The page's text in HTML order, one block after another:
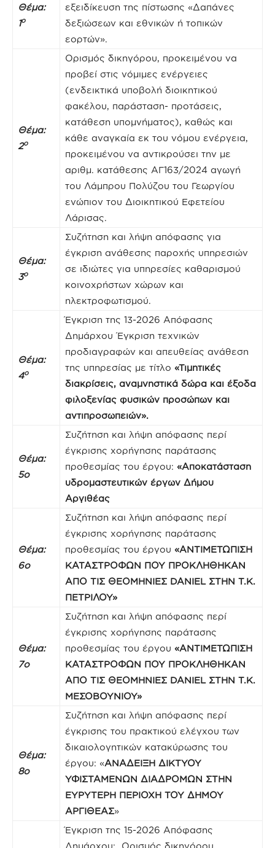
Θέμα:
1ο
εξειδίκευση της πίστωσης «Δαπάνες
δεξιώσεων και εθνικών ή τοπικών
εορτών».
Θέμα:
2ο
Ορισμός δικηγόρου, προκειμένου να
προβεί στις νόμιμες ενέργειες
(ενδεικτικά υποβολή διοικητικού
φακέλου, παράσταση- προτάσεις,
κατάθεση υπομνήματος), καθώς και
κάθε αναγκαία εκ του νόμου ενέργεια,
προκειμένου να αντικρούσει την με
αριθμ. κατάθεσης ΑΓ163/2024 αγωγή
του Λάμπρου Πολύζου του Γεωργίου
ενώπιον του Διοικητικού Εφετείου
Λάρισας.
Θέμα:
3ο
Συζήτηση και λήψη απόφασης για
έγκριση ανάθεσης παροχής υπηρεσιών
σε ιδιώτες για υπηρεσίες καθαρισμού
κοινοχρήστων χώρων και
ηλεκτροφωτισμού.
Θέμα:
4ο
Έγκριση της 13-2026 Απόφασης
Δημάρχου Έγκριση τεχνικών
προδιαγραφών και απευθείας ανάθεση
της υπηρεσίας με τίτλο «Τιμητικές
διακρίσεις, αναμνηστικά δώρα και έξοδα
φιλοξενίας φυσικών προσώπων και
αντιπροσωπειών».
Θέμα:
5ο
Συζήτηση και λήψη απόφασης περί
έγκρισης χορήγησης παράτασης
προθεσμίας του έργου: «Αποκατάσταση
υδρομαστευτικών έργων Δήμου
Αργιθέας
Θέμα:
6ο
Συζήτηση και λήψη απόφασης περί
έγκρισης χορήγησης παράτασης
προθεσμίας του έργου «ΑΝΤΙΜΕΤΩΠΙΣΗ
ΚΑΤΑΣΤΡΟΦΩΝ ΠΟΥ ΠΡΟΚΛΗΘΗΚΑΝ
ΑΠΟ ΤΙΣ ΘΕΟΜΗΝΙΕΣ DAΝIEL ΣΤΗΝ Τ.Κ.
ΠΕΤΡΙΛΟΥ»
Θέμα:
7ο
Συζήτηση και λήψη απόφασης περί
έγκρισης χορήγησης παράτασης
προθεσμίας του έργου «ΑΝΤΙΜΕΤΩΠΙΣΗ
ΚΑΤΑΣΤΡΟΦΩΝ ΠΟΥ ΠΡΟΚΛΗΘΗΚΑΝ
ΑΠΟ ΤΙΣ ΘΕΟΜΗΝΙΕΣ DAΝIEL ΣΤΗΝ Τ.Κ.
ΜΕΣΟΒΟΥΝΙΟΥ»
Θέμα:
8ο
Συζήτηση και λήψη απόφασης περί
έγκρισης του πρακτικού ελέγχου των
δικαιολογητικών κατακύρωσης του
έργου: «ΑΝΑΔΕΙΞΗ ΔΙΚΤΥΟΥ
ΥΦΙΣΤΑΜΕΝΩΝ ΔΙΑΔΡΟΜΩΝ ΣΤΗΝ
ΕΥΡΥΤΕΡΗ ΠΕΡΙΟΧΗ ΤΟΥ ΔΗΜΟΥ
ΑΡΓΙΘΕΑΣ»
Έγκριση της 15-2026 Απόφασης
Δημάρχου: Ορισμός δικηγόρου